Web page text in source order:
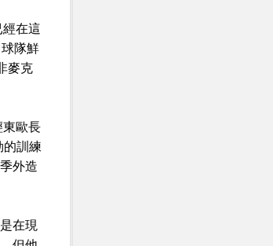
在這
隊鮮
麥克
歐長
訓練
外造
在現